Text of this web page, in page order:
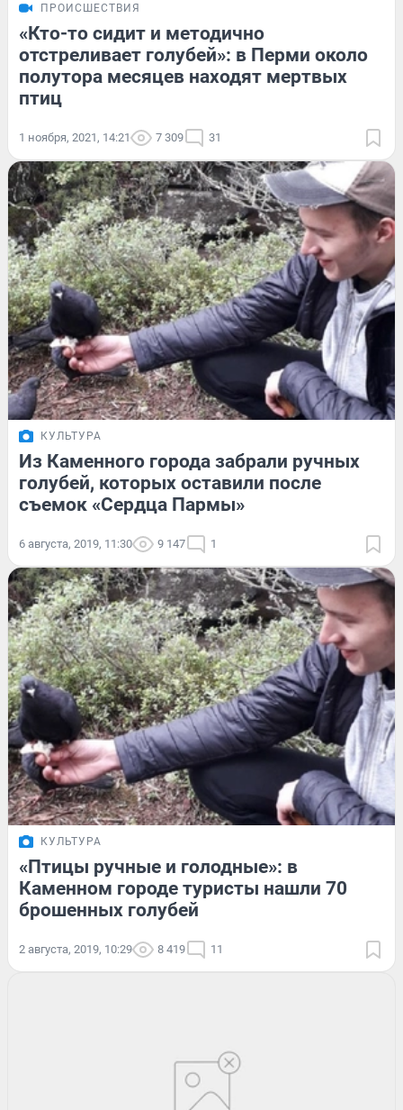
ПРОИСШЕСТВИЯ
«Кто-то сидит и методично
отстреливает голубей»: в Перми около
полутора месяцев находят мертвых
птиц
1 ноября, 2021, 14:21 7 309 31
КУЛЬТУРА
Из Каменного города забрали ручных
голубей, которых оставили после
съемок «Сердца Пармы»
6 августа, 2019, 11:30 9 147 1
КУЛЬТУРА
«Птицы ручные и голодные»: в
Каменном городе туристы нашли 70
брошенных голубей
2 августа, 2019, 10:29 8 419 11